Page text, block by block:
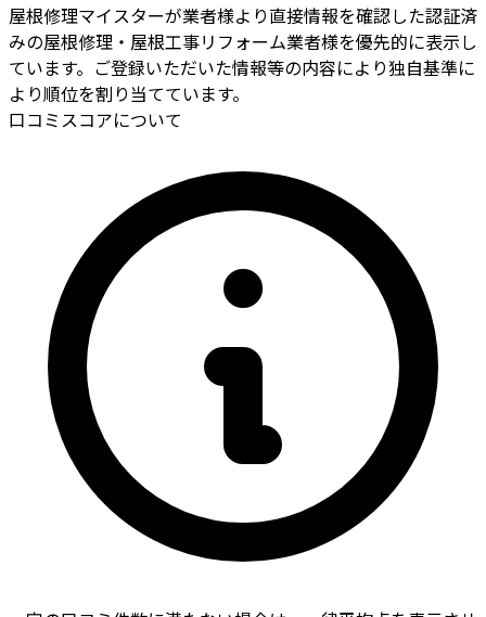
屋根修理マイスターが業者様より直接情報を確認した認証済
みの屋根修理・屋根工事リフォーム業者様を優先的に表示し
ています。ご登録いただいた情報等の内容により独自基準に
より順位を割り当てています。
口コミスコアについて